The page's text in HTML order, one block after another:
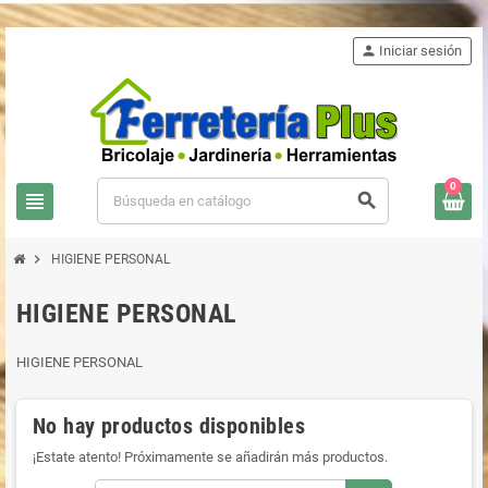
view_headline search
person Iniciar sesión
0
chevron_right HIGIENE PERSONAL
HIGIENE PERSONAL
HIGIENE PERSONAL
No hay productos disponibles
¡Estate atento! Próximamente se añadirán más productos.